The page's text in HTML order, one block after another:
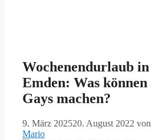
Wochenendurlaub in
Emden: Was können
Gays machen?
9. März 202520. August 2022 von
Mario